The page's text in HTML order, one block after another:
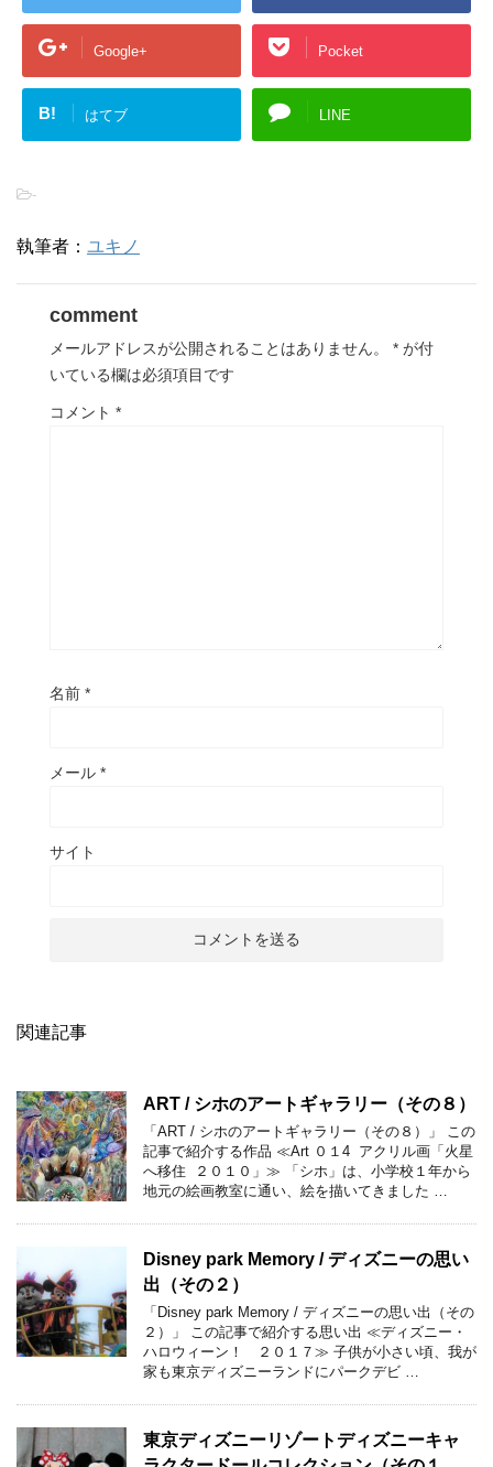
Google+ Pocket
B! はてブ LINE
-
執筆者： ユキノ
comment
メールアドレスが公開されることはありません。 * が付
いている欄は必須項目です
コメント *
名前 *
メール *
サイト
関連記事
ART / シホのアートギャラリー（その８）
「ART / シホのアートギャラリー（その８）」 この
記事で紹介する作品 ≪Art ０１4 アクリル画「火星
へ移住 ２０１０」≫ 「シホ」は、小学校１年から
地元の絵画教室に通い、絵を描いてきました …
Disney park Memory / ディズニーの思い
出（その２）
「Disney park Memory / ディズニーの思い出（その
２）」 この記事で紹介する思い出 ≪ディズニー・
ハロウィーン！ ２０１７≫ 子供が小さい頃、我が
家も東京ディズニーランドにパークデビ …
東京ディズニーリゾートディズニーキャ